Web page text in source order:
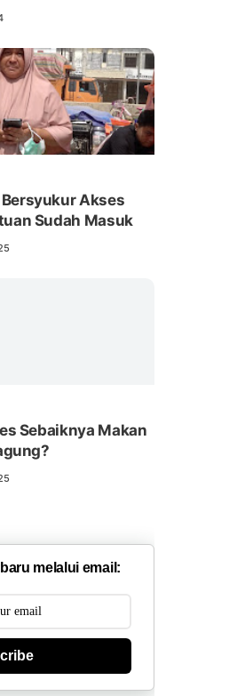
Akses
Sudah Masuk
Sebaiknya Makan
melalui email: